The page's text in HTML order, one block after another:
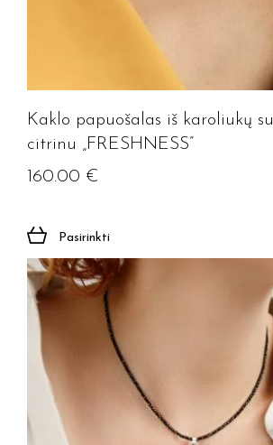
Kaklo papuošalas iš karoliukų su
citrinu „FRESHNESS”
160.00 €
Pasirinkti